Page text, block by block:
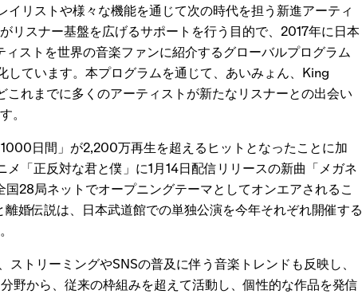
リストや様々な機能を通じて次の時代を担う新進アーティ
リスナー基盤を広げるサポートを行う目的で、2017年に日本
ストを世界の音楽ファンに紹介するグローバルプログラム
しています。本プログラムを通じて、あいみょん、King
れまでに多くのアーティストが新たなリスナーとの出会い
。
日間」が2,200万再生を超えるヒットとなったことに加
「正反対な君と僕」に1月14日配信リリースの新曲「メガネ
28局ネットでオープニングテーマとしてオンエアされるこ
婚伝説は、日本武道館での単独公演を今年それぞれ開催する
トリーミングやSNSの普及に伴う音楽トレンドも反映し、
野から、従来の枠組みを超えて活動し、個性的な作品を発信